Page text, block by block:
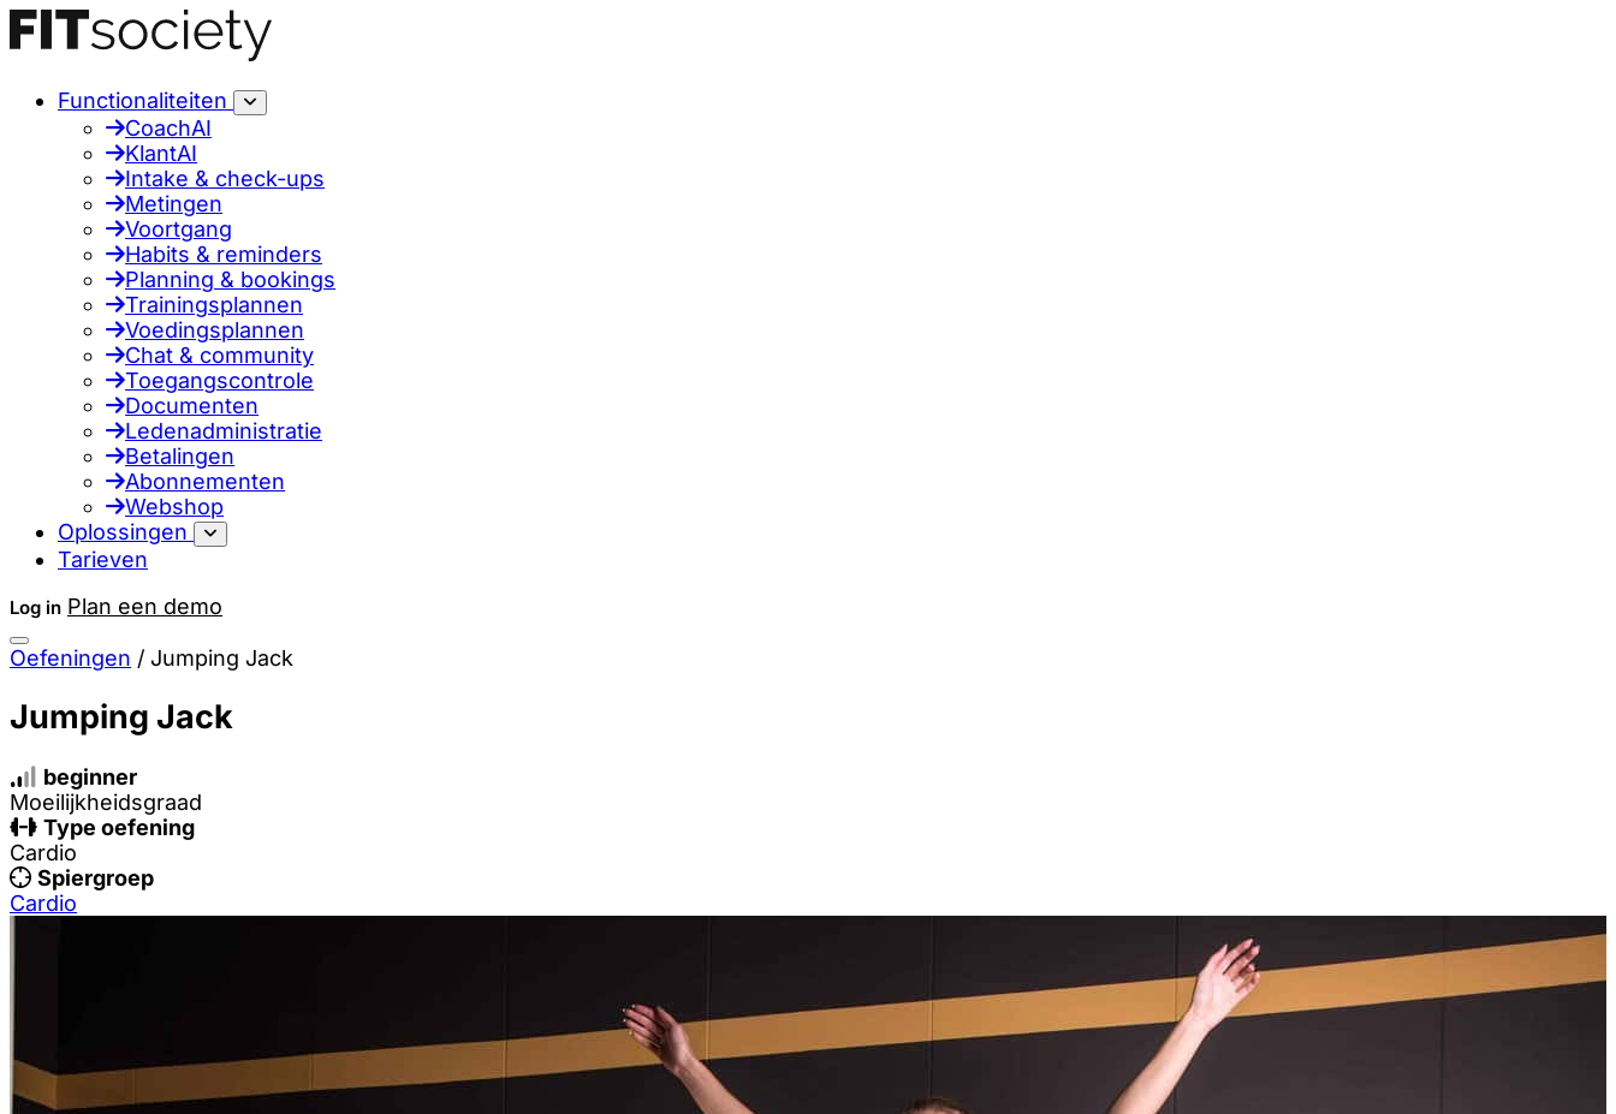
Functionaliteiten
CoachAI
KlantAI
Intake & check-ups
Metingen
Voortgang
Habits & reminders
Planning & bookings
Trainingsplannen
Voedingsplannen
Chat & community
Toegangscontrole
Documenten
Ledenadministratie
Betalingen
Abonnementen
Webshop
Oplossingen
Tarieven
Log in Plan een demo
Oefeningen / Jumping Jack
Jumping Jack
beginner
Moeilijkheidsgraad
Type oefening
Cardio
Spiergroep
Cardio